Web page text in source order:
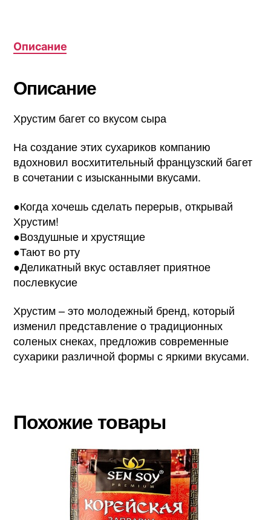
Описание
Описание
Хрустим багет со вкусом сыра
На создание этих сухариков компанию
вдохновил восхитительный французский багет
в сочетании с изысканными вкусами.
●Когда хочешь сделать перерыв, открывай
Хрустим!
●Воздушные и хрустящие
●Тают во рту
●Деликатный вкус оставляет приятное
послевкусие
Хрустим – это молодежный бренд, который
изменил представление о традиционных
соленых снеках, предложив современные
сухарики различной формы с яркими вкусами.
Похожие товары